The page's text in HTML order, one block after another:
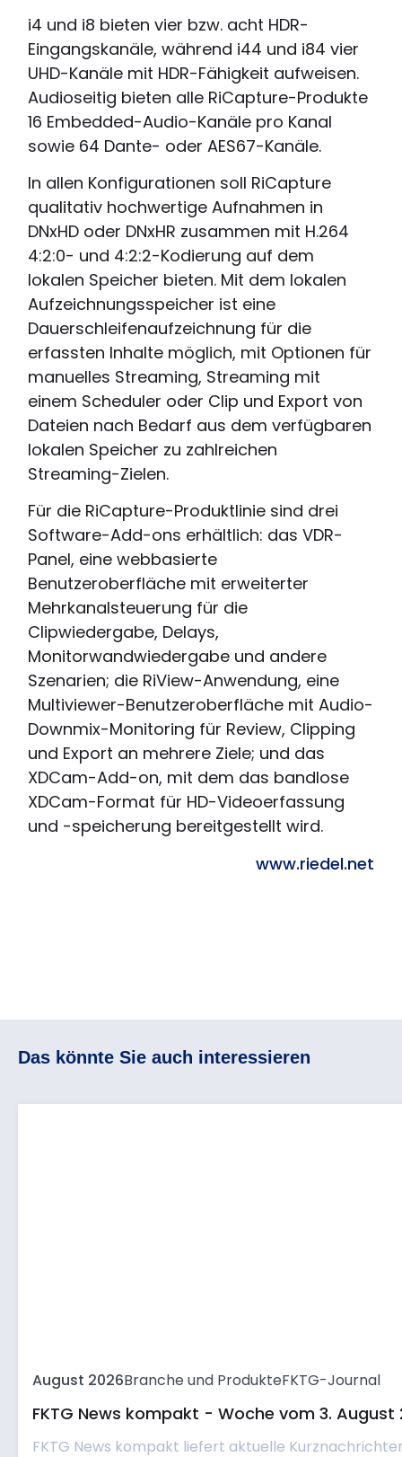
i4 und i8 bieten vier bzw. acht HDR-
Eingangskanäle, während i44 und i84 vier
UHD-Kanäle mit HDR-Fähigkeit aufweisen.
Audioseitig bieten alle RiCapture-Produkte
16 Embedded-Audio-Kanäle pro Kanal
sowie 64 Dante- oder AES67-Kanäle.
In allen Konfigurationen soll RiCapture
qualitativ hochwertige Aufnahmen in
DNxHD oder DNxHR zusammen mit H.264
4:2:0- und 4:2:2-Kodierung auf dem
lokalen Speicher bieten. Mit dem lokalen
Aufzeichnungsspeicher ist eine
Dauerschleifenaufzeichnung für die
erfassten Inhalte möglich, mit Optionen für
manuelles Streaming, Streaming mit
einem Scheduler oder Clip und Export von
Dateien nach Bedarf aus dem verfügbaren
lokalen Speicher zu zahlreichen
Streaming-Zielen.
Für die RiCapture-Produktlinie sind drei
Software-Add-ons erhältlich: das VDR-
Panel, eine webbasierte
Benutzeroberfläche mit erweiterter
Mehrkanalsteuerung für die
Clipwiedergabe, Delays,
Monitorwandwiedergabe und andere
Szenarien; die RiView-Anwendung, eine
Multiviewer-Benutzeroberfläche mit Audio-
Downmix-Monitoring für Review, Clipping
und Export an mehrere Ziele; und das
XDCam-Add-on, mit dem das bandlose
XDCam-Format für HD-Videoerfassung
und -speicherung bereitgestellt wird.
www.riedel.net
Das könnte Sie auch interessieren
August 2026Branche und ProdukteFKTG-Journal
FKTG News kompakt - Woche vom 3. August
FKTG News kompakt liefert aktuelle